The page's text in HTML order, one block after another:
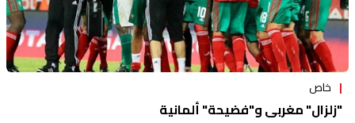
خاص
"زلزال" مغربي و"فضيحة" ألمانية